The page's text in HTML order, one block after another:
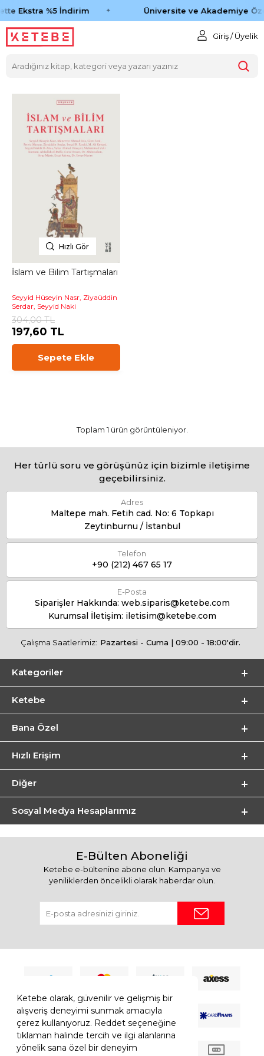
Ketebe olarak, güvenilir ve gelişmiş bir
alışveriş deneyimi sunmak amacıyla
çerez kullanıyoruz. Reddet seçeneğine
tıklaman halinde tercih ve ilgi alanlarına
yönelik sana özel bir deneyim
Ekstra %5 İndirim Üniversite ve Akademiye
Giriş / Üyelik
Hızlı Gör
İslam ve Bilim Tartışmaları
Seyyid Hüseyin Nasr, Ziyaüddin
Serdar, Seyyid Naki
304,00 TL
197,60 TL
Sepete Ekle
Toplam 1 ürün görüntüleniyor.
Her türlü soru ve görüşünüz için bizimle iletişime
geçebilirsiniz.
Adres
Maltepe mah. Fetih cad. No: 6 Topkapı
Zeytinburnu / İstanbul
Telefon
+90 (212) 467 65 17
E-Posta
Siparişler Hakkında: web.siparis@ketebe.com
Kurumsal İletişim: iletisim@ketebe.com
Çalışma Saatlerimiz: Pazartesi - Cuma | 09:00 - 18:00'dir.
Kategoriler
Ketebe
Bana Özel
Hızlı Erişim
Diğer
Sosyal Medya Hesaplarımız
E-Bülten Aboneliği
Ketebe e-bültenine abone olun. Kampanya ve
yeniliklerden öncelikli olarak haberdar olun.